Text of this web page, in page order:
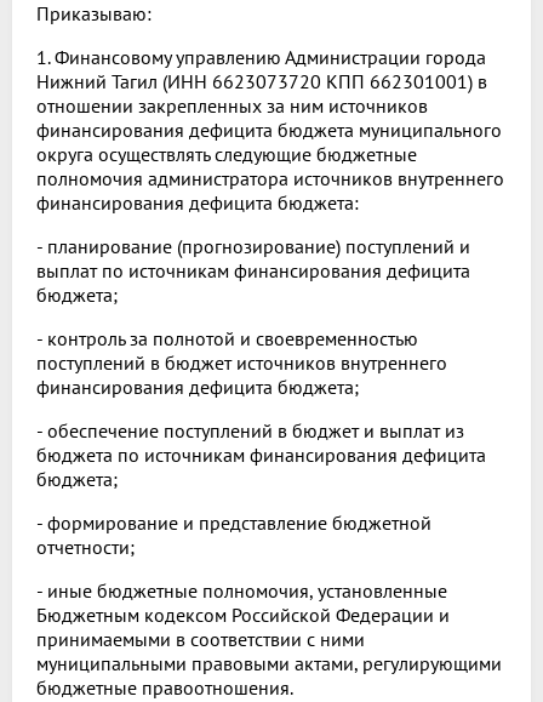
Приказываю:
1. Финансовому управлению Администрации города
Нижний Тагил (ИНН 6623073720 КПП 662301001) в
отношении закрепленных за ним источников
финансирования дефицита бюджета муниципального
округа осуществлять следующие бюджетные
полномочия администратора источников внутреннего
финансирования дефицита бюджета:
- планирование (прогнозирование) поступлений и
выплат по источникам финансирования дефицита
бюджета;
- контроль за полнотой и своевременностью
поступлений в бюджет источников внутреннего
финансирования дефицита бюджета;
- обеспечение поступлений в бюджет и выплат из
бюджета по источникам финансирования дефицита
бюджета;
- формирование и представление бюджетной
отчетности;
- иные бюджетные полномочия, установленные
Бюджетным кодексом Российской Федерации и
принимаемыми в соответствии с ними
муниципальными правовыми актами, регулирующими
бюджетные правоотношения.